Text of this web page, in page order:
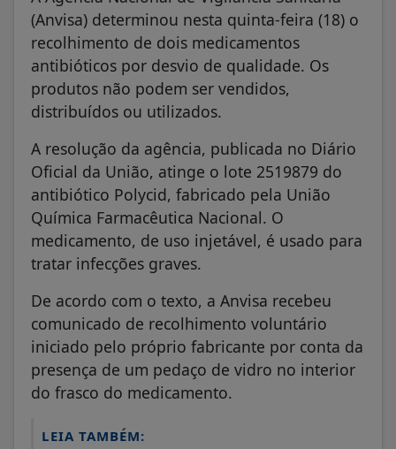
(Anvisa) determinou nesta quinta-feira (18) o
recolhimento de dois medicamentos
antibióticos por desvio de qualidade. Os
produtos não podem ser vendidos,
distribuídos ou utilizados.
A resolução da agência, publicada no Diário
Oficial da União, atinge o lote 2519879 do
antibiótico Polycid, fabricado pela União
Química Farmacêutica Nacional. O
medicamento, de uso injetável, é usado para
tratar infecções graves.
De acordo com o texto, a Anvisa recebeu
comunicado de recolhimento voluntário
iniciado pelo próprio fabricante por conta da
presença de um pedaço de vidro no interior
do frasco do medicamento.
LEIA TAMBÉM: